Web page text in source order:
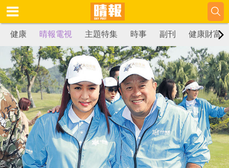
健康 晴報電視 主題特集 時事 副刊 健康財富